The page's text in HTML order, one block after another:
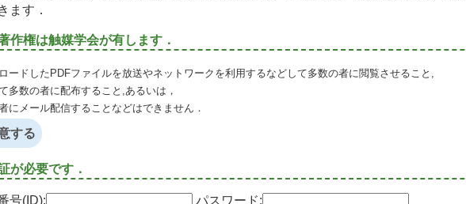
ます．
作権は触媒学会が有します．
ードしたPDFファイルを放送やネットワークを利用するなどして多数の者に閲覧させること,
多数の者に配布すること,あるいは，
にメール配信することなどはできません．
する
が必要です．
号(ID): パスワード: